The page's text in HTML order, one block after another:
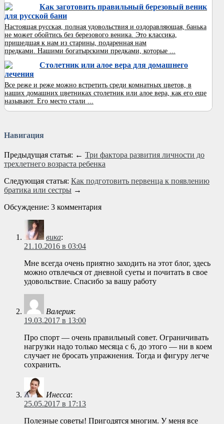
Как заготовить правильный березовый веник
для русской бани
Настоящая русская, полная удовольствия и оздоравляющая, банька
не может обойтись без березового веника. Это классика,
пришедшая к нам из старины, подаренная нам
предками. Нашими богатырскими предками, которые ...
Столетник или алое вера для домашнего
лечения
Все реже и реже можно встретить среди комнатных цветов, в
наших домашних цветниках столетник или алое вера, как его еще
называют. Его место стали ...
Навигация
Предыдущая статья: ← Три фактора развития личности до
трехлетнего возраста ребенка
Следующая статья: Как подготовить первенца к появлению
братика или сестры →
Обсуждение: 3 комментария
вика:
21.10.2016 в 03:04
Мне всегда очень приятно заходить на этот блог, здесь
можно отвлечься от дневной суеты и почитать в свое
удовольствие. Спасибо за вашу работу
Валерия:
19.03.2017 в 13:00
Про спорт — очень правильный совет. Ограничивать
нагрузки надо только месяца с 6, до этого — ни в коем
случает не бросать упражнения. Тогда и фигуру легче
сохранить.
Инесса:
25.05.2017 в 17:13
Полезные советы! Пригодятся многим. У меня все